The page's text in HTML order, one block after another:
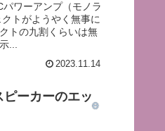
ワーアンプ（モノラ
トがようやく無事に
トの九割くらいは無
...
2023.11.14
ピーカーのエッ